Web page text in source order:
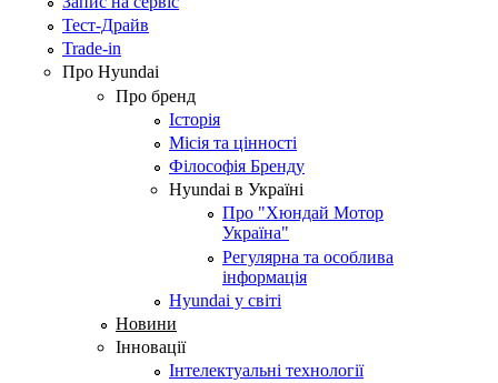
Тест-Драйв
Trade-in
Про Hyundai
Про бренд
Історія
Місія та цінності
Філософія Бренду
Hyundai в Україні
Про "Хюндай Мотор
Україна"
Регулярна та особлива
інформація
Hyundai у світі
Новини
Інновації
Інтелектуальні технології